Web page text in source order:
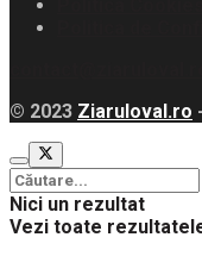
© 2023 Ziaruloval.ro
Nici un rezultat
Vezi toate